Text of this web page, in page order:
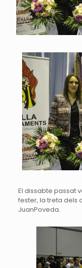
El dissabte passat
fester, la treta dels
JuanPoveda.